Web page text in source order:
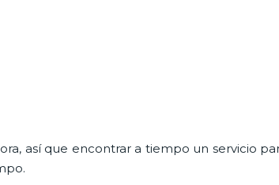
así que encontrar a tiempo un servicio